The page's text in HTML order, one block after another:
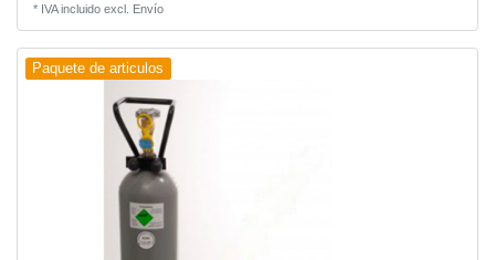
* IVA incluidoexcl. Envío
Paquete de articulos